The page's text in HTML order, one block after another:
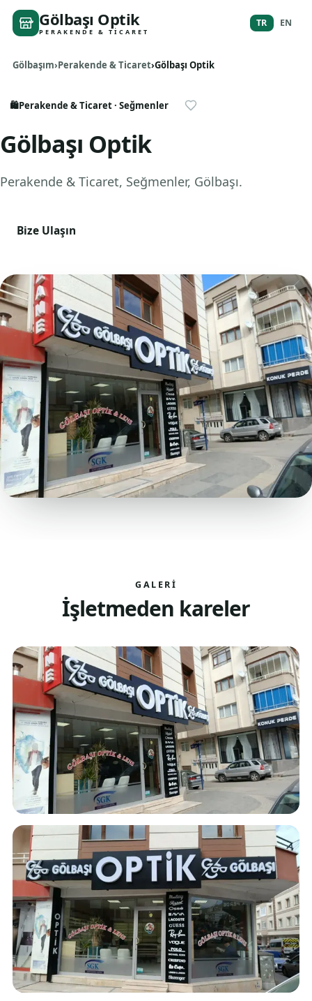
Gölbaşı Optik
PERAKENDE & TICARET
TR EN
Gölbaşım Perakende & Ticaret Gölbaşı Optik
🛍️Perakende & Ticaret· Seğmenler
Gölbaşı Optik
Perakende & Ticaret, Seğmenler, Gölbaşı.
Bize Ulaşın
GALERI
İşletmeden kareler